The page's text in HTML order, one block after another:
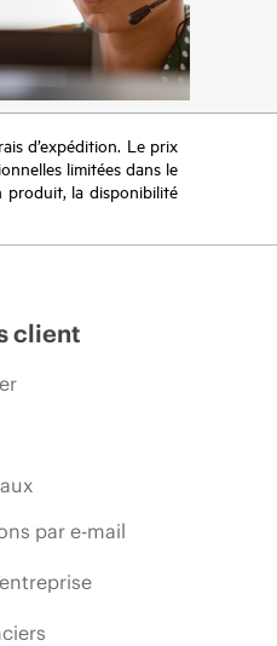
d’expédition. Le prix
limitées dans le
produit, la disponibilité
client
par e-mail